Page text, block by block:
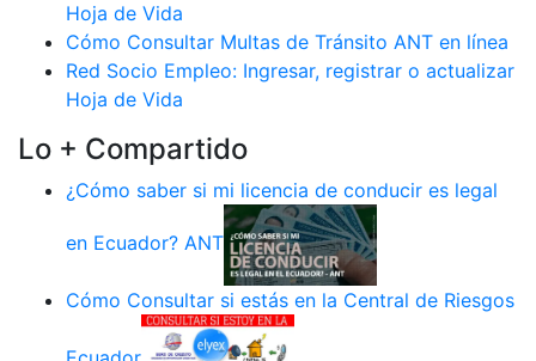
Hoja de Vida
Cómo Consultar Multas de Tránsito ANT en línea
Red Socio Empleo: Ingresar, registrar o actualizar
Hoja de Vida
Lo + Compartido
¿Cómo saber si mi licencia de conducir es legal
en Ecuador? ANT
Cómo Consultar si estás en la Central de Riesgos